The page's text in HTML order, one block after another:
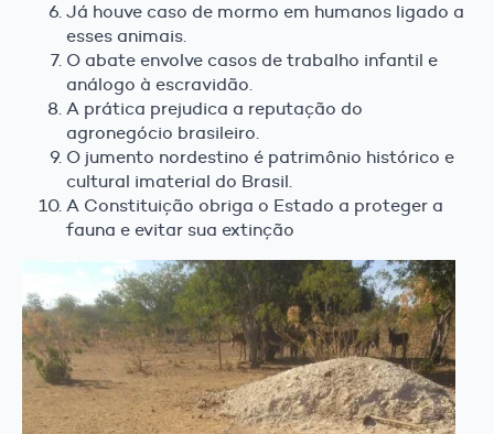
Já houve caso de mormo em humanos ligado a
esses animais.
O abate envolve casos de trabalho infantil e
análogo à escravidão.
A prática prejudica a reputação do
agronegócio brasileiro.
O jumento nordestino é patrimônio histórico e
cultural imaterial do Brasil.
A Constituição obriga o Estado a proteger a
fauna e evitar sua extinção